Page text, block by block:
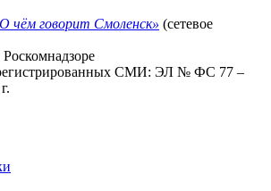
чём говорит Смоленск» (сетевое
СМИ: ЭЛ № ФС 77 –